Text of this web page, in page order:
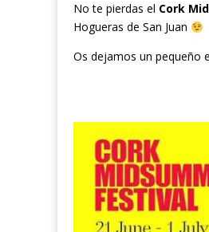
No te pierdas el Cork
Hogueras de San Juan
Os dejamos un pequeño